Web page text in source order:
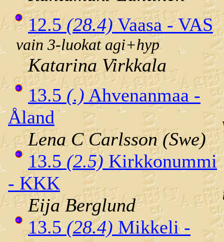
12.5(28.4)Vaasa - VAS
vain 3-luokat agi+hyp
Katarina Virkkala
13.5 (.)Ahvenanmaa -
Åland
Lena C Carlsson (Swe)
13.5 (2.5) Kirkkonummi
- KKK
Eija Berglund
13.5(28.4) Mikkeli -